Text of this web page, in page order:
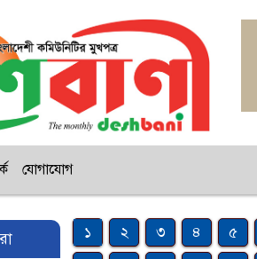
যোগাযোগ
১ ২ ৩ ৪
৫